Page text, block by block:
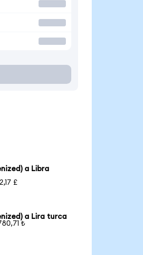
a Libra
£
a Lira turca
₺